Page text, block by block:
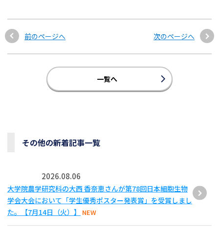
前のページへ 次のページへ
一覧へ
その他の新着記事一覧
2026.08.06
大学院農学研究科の大西 香奈恵さんが第78回日本細胞生物
学会大会において「学生優秀ポスター発表賞」を受賞しまし
た。【7月14日（火）】
NEW